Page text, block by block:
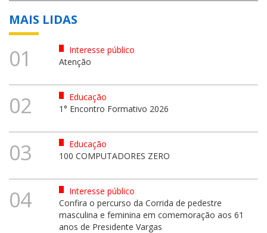
MAIS LIDAS
01
Interesse público
Atenção
02
Educação
1° Encontro Formativo 2026
03
Educação
100 COMPUTADORES ZERO
04
Interesse público
Confira o percurso da Corrida de pedestre
masculina e feminina em comemoração aos 61
anos de Presidente Vargas